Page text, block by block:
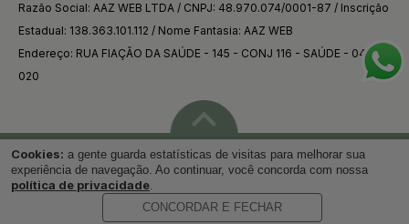
Razão Social: AAZ WEB LTDA / CNPJ: 48.970.074/0001-87 / Inscrição
Estadual: 138.363.101.112 / Nome Fantasia: AAZ WEB
Endereço: RUA FIAÇÃO DA SAÚDE - 145 - CONJ 116 - SAÚDE - 04144-
020
Voltar ao topo
Desenvolvido por
Cookies: a gente guarda estatísticas de visitas para melhorar sua
experiência de navegação. Ao continuar, você concorda com nossa
política de privacidade.
CONCORDAR E FECHAR